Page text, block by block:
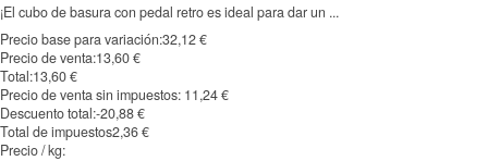
¡El cubo de basura con pedal retro es ideal para dar un ...
Precio base para variación:32,12 €
Precio de venta:13,60 €
Total:13,60 €
Precio de venta sin impuestos: 11,24 €
Descuento total:-20,88 €
Total de impuestos2,36 €
Precio / kg: